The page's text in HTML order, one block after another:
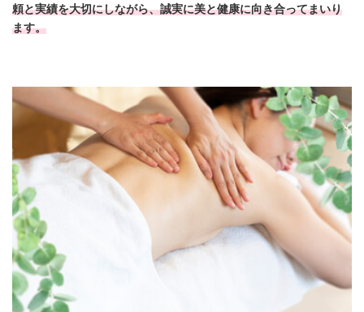
頼と実績を大切にしながら、誠実に美と健康に向き合ってまいり
ます。